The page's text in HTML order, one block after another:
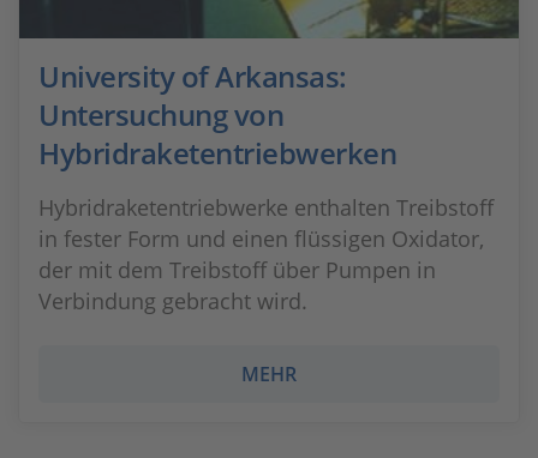
University of Arkansas:
Untersuchung von
Hybridraketentriebwerken
Hybridraketentriebwerke enthalten Treibstoff
in fester Form und einen flüssigen Oxidator,
der mit dem Treibstoff über Pumpen in
Verbindung gebracht wird.
MEHR